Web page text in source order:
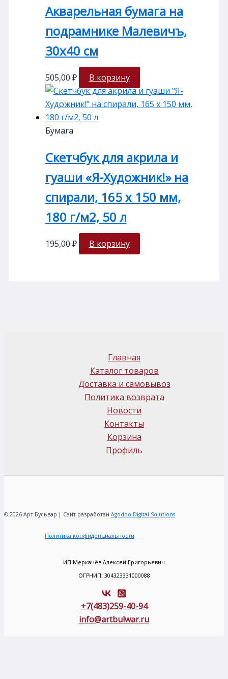
Акварельная бумага на
подрамнике Малевичъ,
30х40 см
505,00 ₽ В корзину
Бумага
Скетчбук для акрила и
гуаши «Я-Художник!» на
спирали, 165 х 150 мм,
180 г/м2, 50 л
195,00 ₽ В корзину
Главная
Каталог товаров
Доставка и самовывоз
Политика возврата
Новости
Контакты
Корзина
Профиль
© 2026 Арт Бульвар | Сайт разработан Agodoo Digital Solutions
Политика конфиденциальности
ИП Меркачёв Алексей Григорьевич
ОГРНИП: 304323331000088
+7(483)259-40-94
info@artbulwar.ru